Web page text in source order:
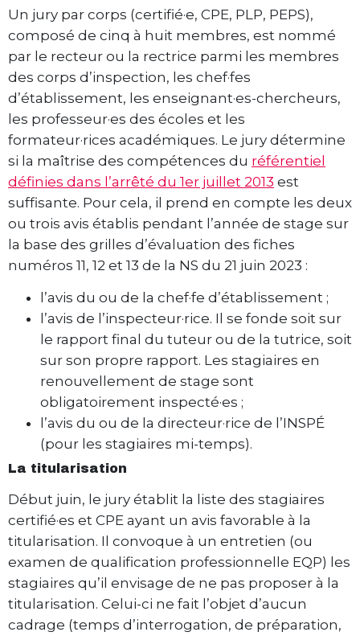
Un jury par corps (certifié·e, CPE, PLP, PEPS),
composé de cinq à huit membres, est nommé
par le recteur ou la rectrice parmi les membres
des corps d’inspection, les chef·fes
d’établissement, les enseignant·es-chercheurs,
les professeur·es des écoles et les
formateur·rices académiques. Le jury détermine
si la maîtrise des compétences du référentiel
définies dans l’arrêté du 1er juillet 2013 est
suffisante. Pour cela, il prend en compte les deux
ou trois avis établis pendant l’année de stage sur
la base des grilles d’évaluation des fiches
numéros 11, 12 et 13 de la NS du 21 juin 2023 :
l’avis du ou de la chef·fe d’établissement ;
l’avis de l’inspecteur·rice. Il se fonde soit sur
le rapport final du tuteur ou de la tutrice, soit
sur son propre rapport. Les stagiaires en
renouvellement de stage sont
obligatoirement inspecté·es ;
l’avis du ou de la directeur·rice de l’INSPÉ
(pour les stagiaires mi-temps).
La titularisation
Début juin, le jury établit la liste des stagiaires
certifié·es et CPE ayant un avis favorable à la
titularisation. Il convoque à un entretien (ou
examen de qualification professionnelle EQP) les
stagiaires qu’il envisage de ne pas proposer à la
titularisation. Celui-ci ne fait l’objet d’aucun
cadrage (temps d’interrogation, de préparation,